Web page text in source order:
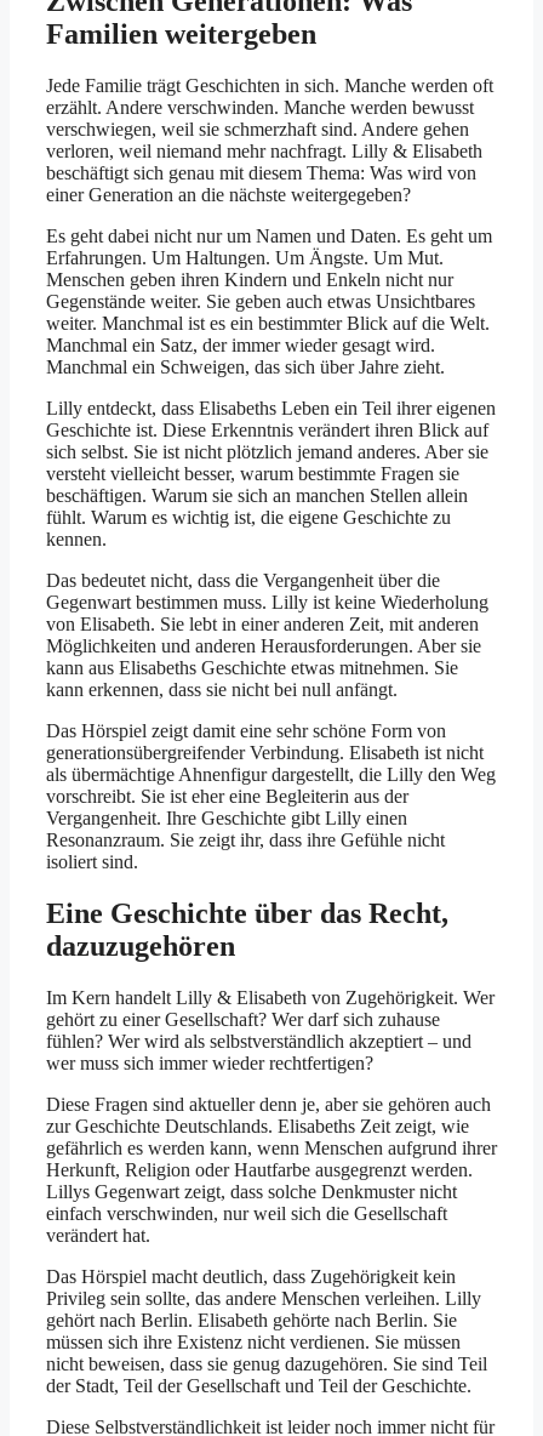
Familien weitergeben
Jede Familie trägt Geschichten in sich. Manche werden oft
erzählt. Andere verschwinden. Manche werden bewusst
verschwiegen, weil sie schmerzhaft sind. Andere gehen
verloren, weil niemand mehr nachfragt. Lilly & Elisabeth
beschäftigt sich genau mit diesem Thema: Was wird von
einer Generation an die nächste weitergegeben?
Es geht dabei nicht nur um Namen und Daten. Es geht um
Erfahrungen. Um Haltungen. Um Ängste. Um Mut.
Menschen geben ihren Kindern und Enkeln nicht nur
Gegenstände weiter. Sie geben auch etwas Unsichtbares
weiter. Manchmal ist es ein bestimmter Blick auf die Welt.
Manchmal ein Satz, der immer wieder gesagt wird.
Manchmal ein Schweigen, das sich über Jahre zieht.
Lilly entdeckt, dass Elisabeths Leben ein Teil ihrer eigenen
Geschichte ist. Diese Erkenntnis verändert ihren Blick auf
sich selbst. Sie ist nicht plötzlich jemand anderes. Aber sie
versteht vielleicht besser, warum bestimmte Fragen sie
beschäftigen. Warum sie sich an manchen Stellen allein
fühlt. Warum es wichtig ist, die eigene Geschichte zu
kennen.
Das bedeutet nicht, dass die Vergangenheit über die
Gegenwart bestimmen muss. Lilly ist keine Wiederholung
von Elisabeth. Sie lebt in einer anderen Zeit, mit anderen
Möglichkeiten und anderen Herausforderungen. Aber sie
kann aus Elisabeths Geschichte etwas mitnehmen. Sie
kann erkennen, dass sie nicht bei null anfängt.
Das Hörspiel zeigt damit eine sehr schöne Form von
generationsübergreifender Verbindung. Elisabeth ist nicht
als übermächtige Ahnenfigur dargestellt, die Lilly den Weg
vorschreibt. Sie ist eher eine Begleiterin aus der
Vergangenheit. Ihre Geschichte gibt Lilly einen
Resonanzraum. Sie zeigt ihr, dass ihre Gefühle nicht
isoliert sind.
Eine Geschichte über das Recht,
dazuzugehören
Im Kern handelt Lilly & Elisabeth von Zugehörigkeit. Wer
gehört zu einer Gesellschaft? Wer darf sich zuhause
fühlen? Wer wird als selbstverständlich akzeptiert – und
wer muss sich immer wieder rechtfertigen?
Diese Fragen sind aktueller denn je, aber sie gehören auch
zur Geschichte Deutschlands. Elisabeths Zeit zeigt, wie
gefährlich es werden kann, wenn Menschen aufgrund ihrer
Herkunft, Religion oder Hautfarbe ausgegrenzt werden.
Lillys Gegenwart zeigt, dass solche Denkmuster nicht
einfach verschwinden, nur weil sich die Gesellschaft
verändert hat.
Das Hörspiel macht deutlich, dass Zugehörigkeit kein
Privileg sein sollte, das andere Menschen verleihen. Lilly
gehört nach Berlin. Elisabeth gehörte nach Berlin. Sie
müssen sich ihre Existenz nicht verdienen. Sie müssen
nicht beweisen, dass sie genug dazugehören. Sie sind Teil
der Stadt, Teil der Gesellschaft und Teil der Geschichte.
Diese Selbstverständlichkeit ist leider noch immer nicht für